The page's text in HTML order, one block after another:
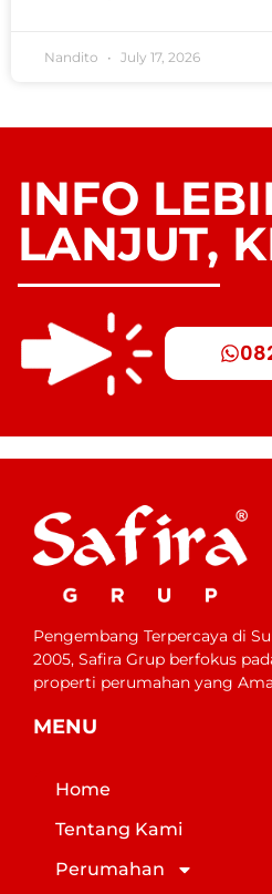
Nandito July 17, 2026
INFO
LANJUT,
Pengembang Terpercaya di
2005, Safira Grup berfokus
properti perumahan yang
MENU
Home
Tentang Kami
Perumahan